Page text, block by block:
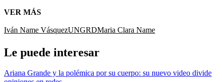
VER MÁS
Iván Name VásquezUNGRDMaria Clara Name
Le puede interesar
Ariana Grande y la polémica por su cuerpo: su nuevo video divide